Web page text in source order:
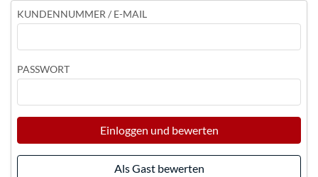
KUNDENNUMMER / E-MAIL
PASSWORT
Einloggen und bewerten
Als Gast bewerten